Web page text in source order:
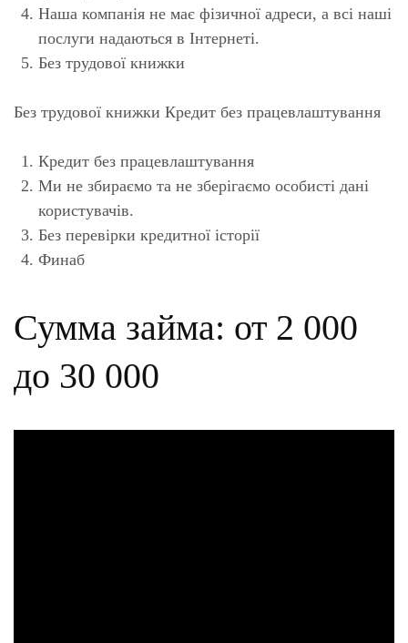
Наша компанія не має фізичної адреси, а всі наші
послуги надаються в Інтернеті.
Без трудової книжки
Без трудової книжки Кредит без працевлаштування
Кредит без працевлаштування
Ми не збираємо та не зберігаємо особисті дані
користувачів.
Без перевірки кредитної історії
Финаб
Сумма займа: от 2 000
до 30 000